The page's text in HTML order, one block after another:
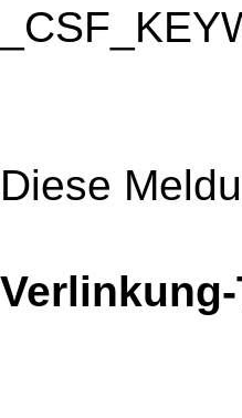
Diese